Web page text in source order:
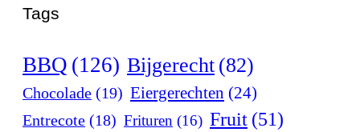
Tags
BBQ (126) Bijgerecht (82)
Chocolade (19) Eiergerechten (24)
Entrecote (18) Frituren (16) Fruit (51)